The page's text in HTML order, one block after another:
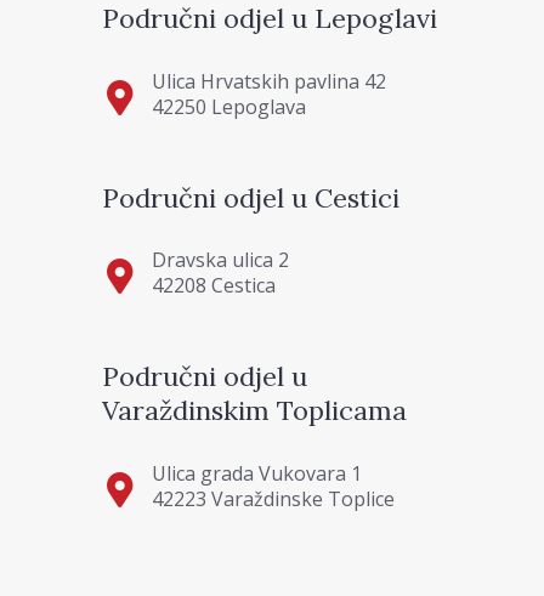
Područni odjel u Lepoglavi
Ulica Hrvatskih pavlina 42
42250 Lepoglava
Područni odjel u Cestici
Dravska ulica 2
42208 Cestica
Područni odjel u
Varaždinskim Toplicama
Ulica grada Vukovara 1
42223 Varaždinske Toplice